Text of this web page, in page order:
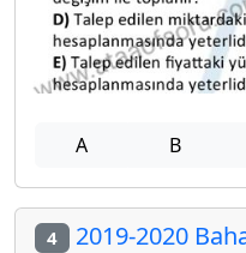
A B
4 2019-2020